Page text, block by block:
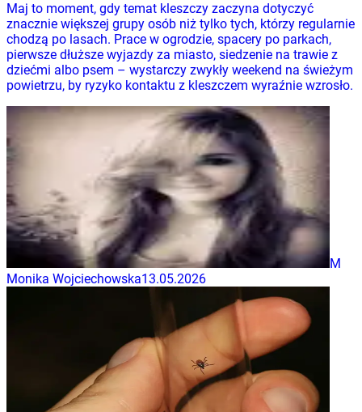
Maj to moment, gdy temat kleszczy zaczyna dotyczyć
znacznie większej grupy osób niż tylko tych, którzy regularnie
chodzą po lasach. Prace w ogrodzie, spacery po parkach,
pierwsze dłuższe wyjazdy za miasto, siedzenie na trawie z
dziećmi albo psem – wystarczy zwykły weekend na świeżym
powietrzu, by ryzyko kontaktu z kleszczem wyraźnie wzrosło.
M
Monika Wojciechowska13.05.2026